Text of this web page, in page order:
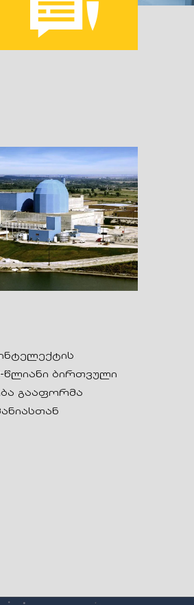
წლიანი ბირთვული
გააფორმა